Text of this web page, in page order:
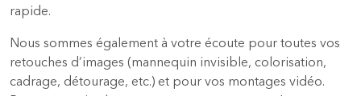
rapide.
Nous sommes également à votre écoute pour toutes vos
retouches d’images (mannequin invisible, colorisation,
cadrage, détourage, etc.) et pour vos montages vidéo.